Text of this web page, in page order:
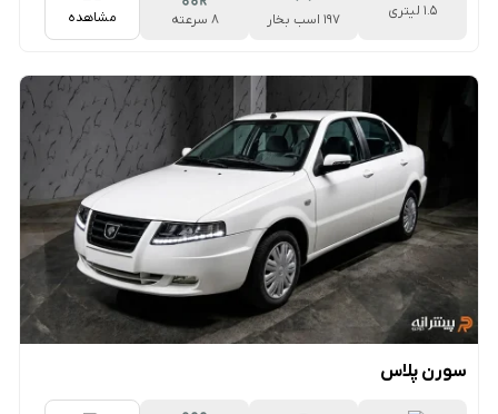
1.5 لیتری 197 اسب بخار
۸ سرعته
مشاهده
سورن پلاس